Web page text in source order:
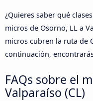
¿Quieres saber qué
micros de Osorno, LL a
micros cubren la ruta de
continuación,
FAQs sobre el
Valparaíso (CL)